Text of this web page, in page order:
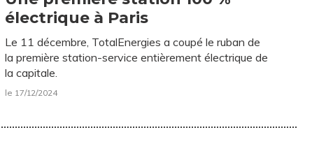
électrique à Paris
Le 11 décembre, TotalEnergies a coupé le ruban de
la première station-service entièrement électrique de
la capitale.
le 17/12/2024